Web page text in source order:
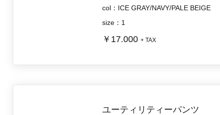
col：ICE GRAY/NAVY/PALE BEIGE
size：1
￥17.000+ TAX
ユーティリティーパンツ